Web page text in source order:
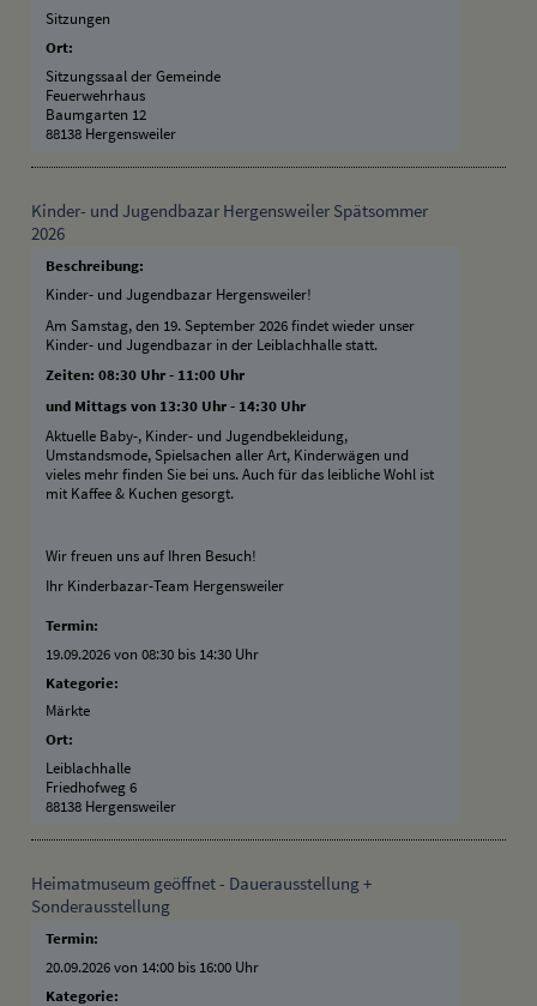
Sitzungen
Ort:
Sitzungssaal der Gemeinde
Feuerwehrhaus
Baumgarten 12
88138 Hergensweiler
Kinder- und Jugendbazar Hergensweiler Spätsommer
2026
Beschreibung:
Kinder- und Jugendbazar Hergensweiler!
Am Samstag, den 19. September 2026 findet wieder unser
Kinder- und Jugendbazar in der Leiblachhalle statt.
Zeiten: 08:30 Uhr - 11:00 Uhr
und Mittags von 13:30 Uhr - 14:30 Uhr
Aktuelle Baby-, Kinder- und Jugendbekleidung,
Umstandsmode, Spielsachen aller Art, Kinderwägen und
vieles mehr finden Sie bei uns. Auch für das leibliche Wohl ist
mit Kaffee & Kuchen gesorgt.
Wir freuen uns auf Ihren Besuch!
Ihr Kinderbazar-Team Hergensweiler
Termin:
19.09.2026 von 08:30 bis 14:30 Uhr
Kategorie:
Märkte
Ort:
Leiblachhalle
Friedhofweg 6
88138 Hergensweiler
Heimatmuseum geöffnet - Dauerausstellung +
Sonderausstellung
Termin:
20.09.2026 von 14:00 bis 16:00 Uhr
Kategorie: